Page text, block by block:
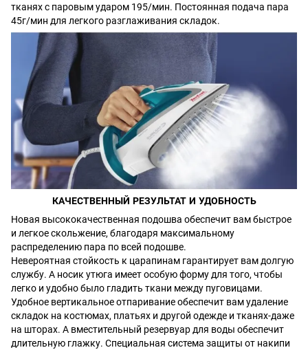
тканях с паровым ударом 195/мин. Постоянная подача пара
45г/мин для легкого разглаживания складок.
КАЧЕСТВЕННЫЙ РЕЗУЛЬТАТ И УДОБНОСТЬ
Новая высококачественная подошва обеспечит вам быстрое
и легкое скольжение, благодаря максимальному
распределению пара по всей подошве.
Невероятная стойкость к царапинам гарантирует вам долгую
службу. А носик утюга имеет особую форму для того, чтобы
легко и удобно было гладить ткани между пуговицами.
Удобное вертикальное отпаривание обеспечит вам удаление
складок на костюмах, платьях и другой одежде и тканях-даже
на шторах. А вместительный резервуар для воды обеспечит
длительную глажку. Специальная система защиты от накипи